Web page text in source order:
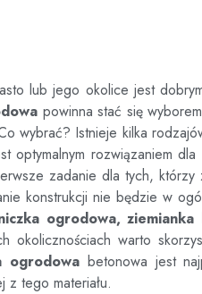
lub jego okolice jest
powinna stać się
wybrać? Istnieje kilka
rozwiązaniem dla
zadanie dla tych, którzy
konstrukcji nie będzie w
ogrodowa, ziemianka
okolicznościach warto
ogrodowa betonowa jest
tego materiału.